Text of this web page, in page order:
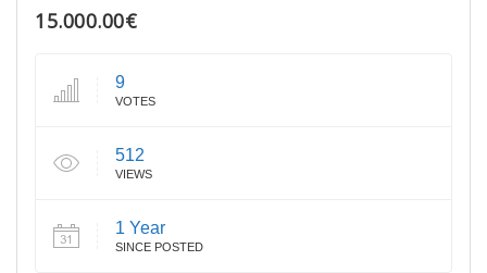
15.000.00€
9
VOTES
512
VIEWS
1 Year
SINCE POSTED